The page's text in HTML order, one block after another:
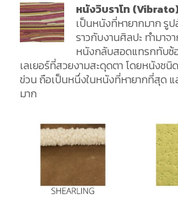
หนังวิบราโท
เป็นหนังที่หายากมาก รู
ราวกับงานศิลปะ ทำมาจ
หนังกลับสอดแทรกทับซ้
เลเยอร์ที่สวยงามสะดุดตา โดยหนังช
ข่วน ถือเป็นหนึ่งในหนังที่หายากที่สุด แ
มาก